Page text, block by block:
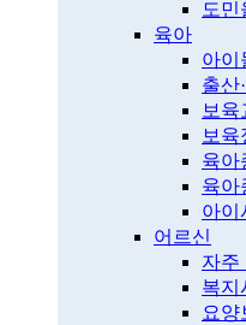
도민
육아
아이
출산
보육
보육
육아
육아
아이
어르신
자주
복지
요양